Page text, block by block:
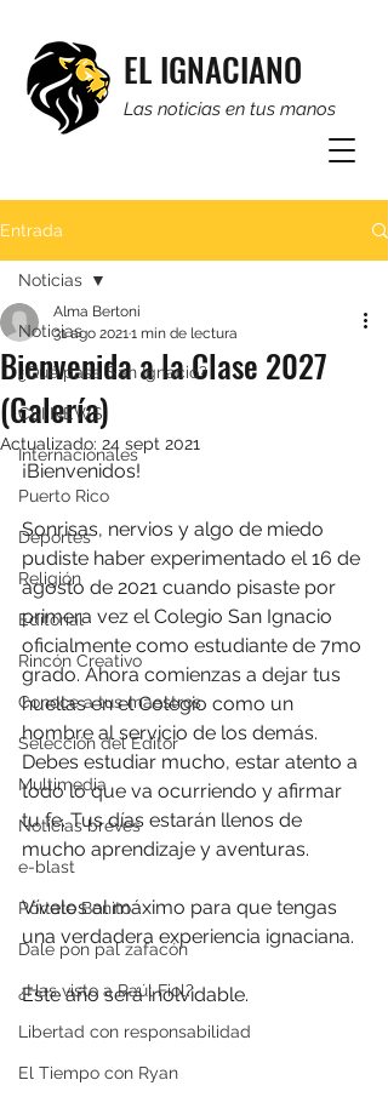
EL IGNACIANO
Las noticias en tus manos
Entrada
Noticias
¿Qué pasa San Ignacio?
CSI NEWS
Internacionales
Puerto Rico
Deportes
Religión
Editorial
Rincón Creativo
Conoce a tus maestros
Selección del Editor
Multimedia
Noticias breves
e-blast
Pórtate Bonito
Dale pon pal zafacón
¿Has visto a Raúl Fiol?
Libertad con responsabilidad
El Tiempo con Ryan
Noticias
Bienvenida a la Clase 2027
(Galería)
Alma Bertoni
31 ago 20211 min de lectura
Actualizado: 24 sept 2021
¡Bienvenidos!
Sonrisas, nervios y algo de miedo
pudiste haber experimentado el 16 de
agosto de 2021 cuando pisaste por
primera vez el Colegio San Ignacio
oficialmente como estudiante de 7mo
grado. Ahora comienzas a dejar tus
huellas en el Colegio como un
hombre al servicio de los demás.
Debes estudiar mucho, estar atento a
todo lo que va ocurriendo y afirmar
tu fe. Tus días estarán llenos de
mucho aprendizaje y aventuras.
Vívelos al máximo para que tengas
una verdadera experiencia ignaciana.
Este año será inolvidable.